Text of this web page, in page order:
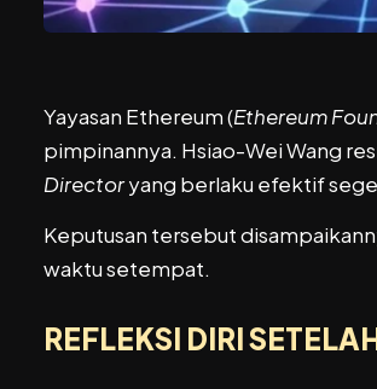
Yayasan Ethereum (Ethereum
pimpinannya. Hsiao-Wei Wang
Directoryang berlaku efektif
Keputusan tersebut
waktu setempat.
REFLEKSI DIRI